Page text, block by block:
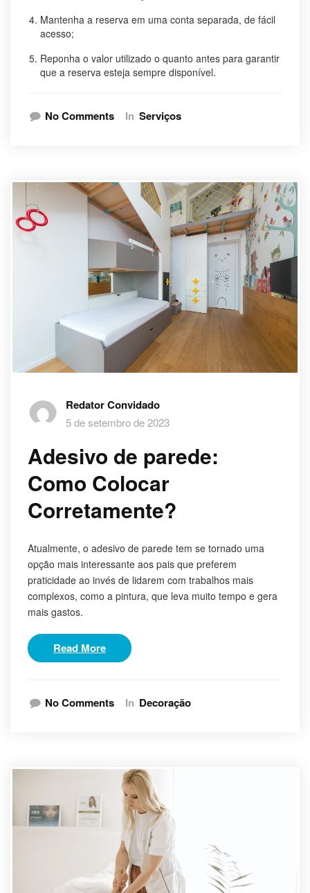
Mantenha a reserva em uma conta separada, de fácil
acesso;
Reponha o valor utilizado o quanto antes para garantir
que a reserva esteja sempre disponível.
No Comments In Serviços
Redator Convidado
5 de setembro de 2023
Adesivo de parede:
Como Colocar
Corretamente?
Atualmente, o adesivo de parede tem se tornado uma
opção mais interessante aos pais que preferem
praticidade ao invés de lidarem com trabalhos mais
complexos, como a pintura, que leva muito tempo e gera
mais gastos.
Read More
No Comments In Decoração